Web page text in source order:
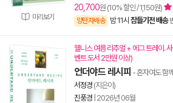
미리보기
20,700원 (10% 할인 / 1,150원)
양탄자배송 밤 11시 잠들기전 배송
웰니스 여름 리추얼 + 에그 트레이.
벤트 도서 2만원 이상)
언더야드 레시피 - 혼자여도 함
서정경 (지은이)
진풍경 2026년 06월